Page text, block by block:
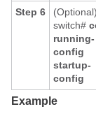
Step 6
(Optional)
switch#
running-
config
startup-
config
Example